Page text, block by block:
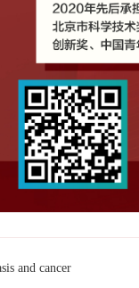
and cancer